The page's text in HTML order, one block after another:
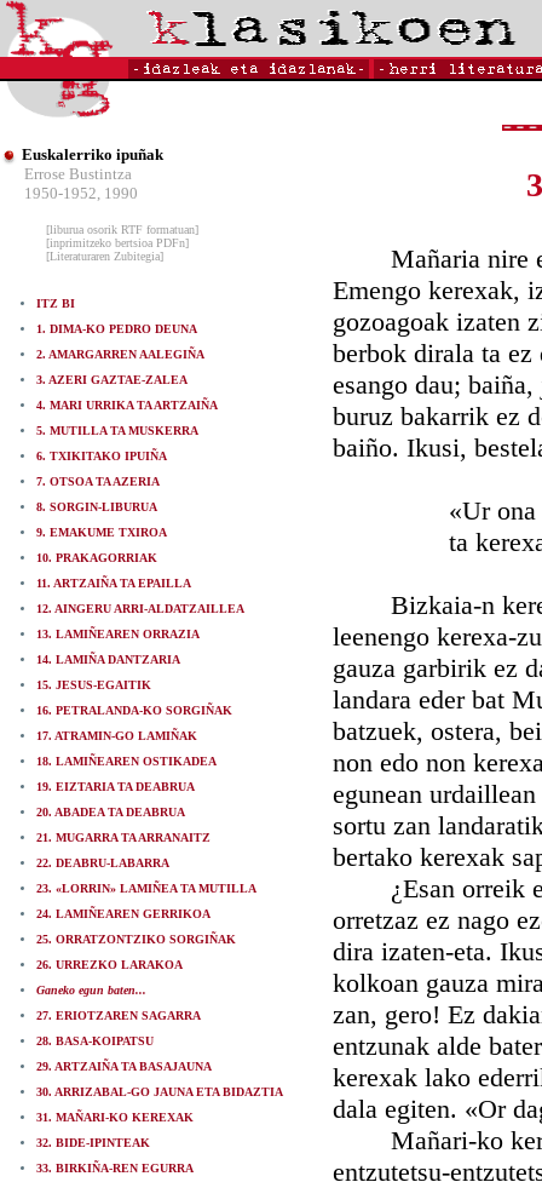
Euskalerriko ipuñak
Errose Bustintza
1950-1952, 1990
[liburua osorik RTF formatuan]
[inprimitzeko bertsioa PDFn]
[Literaturaren Zubitegia]
ITZ BI
1. DIMA-KO PEDRO DEUNA
2. AMARGARREN AALEGIÑA
3. AZERI GAZTAE-ZALEA
4. MARI URRIKA TA ARTZAIÑA
5. MUTILLA TA MUSKERRA
6. TXIKITAKO IPUIÑA
7. OTSOA TA AZERIA
8. SORGIN-LIBURUA
9. EMAKUME TXIROA
10. PRAKAGORRIAK
11. ARTZAIÑA TA EPAILLA
12. AINGERU ARRI-ALDATZAILLEA
13. LAMIÑEAREN ORRAZIA
14. LAMIÑA DANTZARIA
15. JESUS-EGAITIK
16. PETRALANDA-KO SORGIÑAK
17. ATRAMIN-GO LAMIÑAK
18. LAMIÑEAREN OSTIKADEA
19. EIZTARIA TA DEABRUA
20. ABADEA TA DEABRUA
21. MUGARRA TA ARRANAITZ
22. DEABRU-LABARRA
23. «LORRIN» LAMIÑEA TA MUTILLA
24. LAMIÑEAREN GERRIKOA
25. ORRATZONTZIKO SORGIÑAK
26. URREZKO LARAKOA
Ganeko egun baten...
27. ERIOTZAREN SAGARRA
28. BASA-KOIPATSU
29. ARTZAIÑA TA BASAJAUNA
30. ARRIZABAL-GO JAUNA ETA BIDAZTIA
31. MAÑARI-KO KEREXAK
32. BIDE-IPINTEAK
33. BIRKIÑA-REN EGURRA
Mañaria nire
Emengo kerexak,
gozoagoak izaten
berbok dirala ta ez
esango dau;
buruz bakarrik ez
baiño. Ikusi,
«Ur ona
ta kerexak
Bizkaia-n
leenengo kerexa-
gauza garbirik ez
landara eder bat
batzuek, ostera,
non edo non
egunean
sortu zan
bertako kerexak
¿Esan orreik
orretzaz ez nago
dira izaten-eta.
kolkoan gauza
zan, gero! Ez
entzunak alde
kerexak lako
dala egiten. «Or
Mañari-ko
entzutetsu-